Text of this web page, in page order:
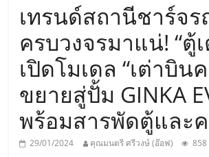
เอ
ส
เอ็
มอี
เทรนด์สถานีชาร์จร
ครบวงจรมาแน่! “ตู้
เปิดโมเดล “เต่าบิน
ขยายสู่ปั้ม GINKA
พร้อมสารพัดตู้และ
29/01/2024 คุณมนตรี ศรีวงษ์ (อ๊อฟ) 858